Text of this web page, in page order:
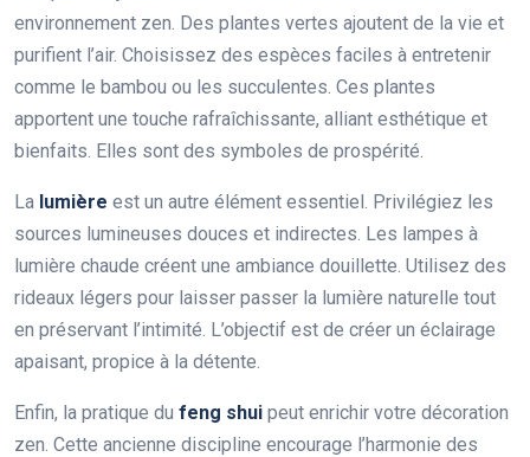
environnement zen. Des plantes vertes ajoutent de la vie et
purifient l’air. Choisissez des espèces faciles à entretenir
comme le bambou ou les succulentes. Ces plantes
apportent une touche rafraîchissante, alliant esthétique et
bienfaits. Elles sont des symboles de prospérité.
La lumière est un autre élément essentiel. Privilégiez les
sources lumineuses douces et indirectes. Les lampes à
lumière chaude créent une ambiance douillette. Utilisez des
rideaux légers pour laisser passer la lumière naturelle tout
en préservant l’intimité. L’objectif est de créer un éclairage
apaisant, propice à la détente.
Enfin, la pratique du feng shui peut enrichir votre décoration
zen. Cette ancienne discipline encourage l’harmonie des